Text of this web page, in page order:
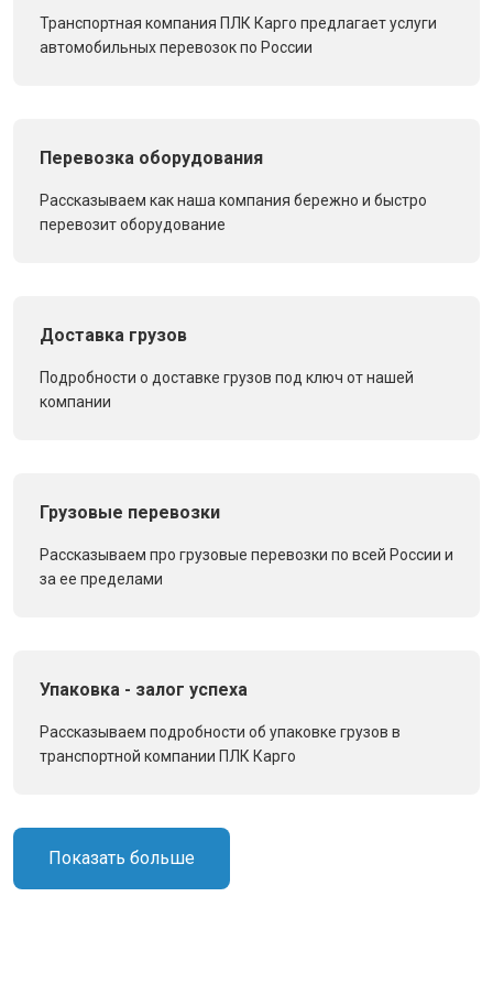
Транспортная компания ПЛК Карго предлагает услуги
автомобильных перевозок по России
Перевозка оборудования
Рассказываем как наша компания бережно и быстро
перевозит оборудование
Доставка грузов
Подробности о доставке грузов под ключ от нашей
компании
Грузовые перевозки
Рассказываем про грузовые перевозки по всей России и
за ее пределами
Упаковка - залог успеха
Рассказываем подробности об упаковке грузов в
транспортной компании ПЛК Карго
Показать больше